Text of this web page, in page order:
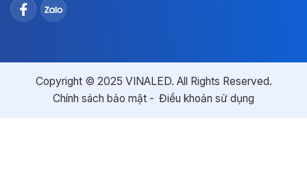
Copyright © 2025 VINALED. All Rights Reserved.
Chính sách bảo mật
Điều khoản sử dụng